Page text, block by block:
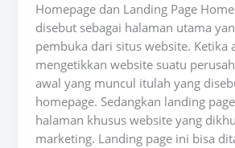
Homepage dan Landing Page
disebut sebagai halaman utama
pembuka dari situs website. Ketika
mengetikkan website suatu
awal yang muncul itulah yang
homepage. Sedangkan landing
halaman khusus website yang
marketing. Landing page ini bisa